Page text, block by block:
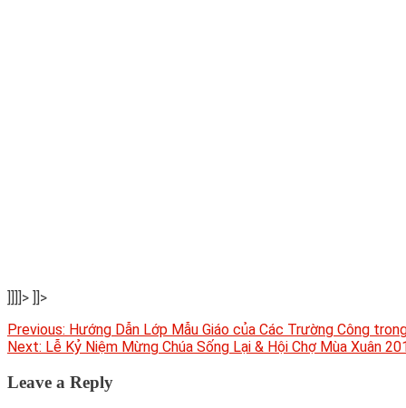
]]]]> ]]>
Post
navigation
Previous: Hướng Dẫn Lớp Mẫu Giáo của Các Trường Công
Next: Lễ Kỷ Niệm Mừng Chúa Sống Lại & Hội Chợ Mùa Xuân
Leave a Reply